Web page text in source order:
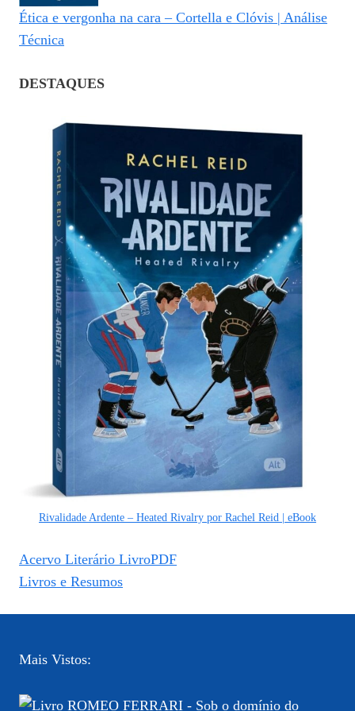
Ética e vergonha na cara – Cortella e Clóvis | Análise
Técnica
DESTAQUES
Rivalidade Ardente – Heated Rivalry por Rachel Reid | eBook
Acervo Literário LivroPDF
Livros e Resumos
Mais Vistos: